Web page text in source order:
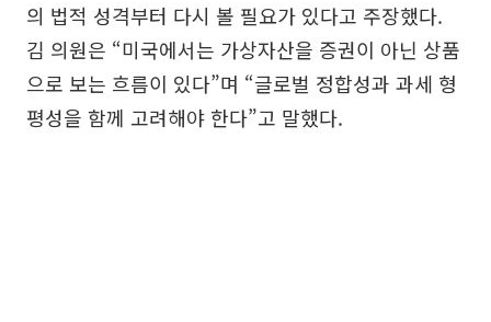
의 법적 성격부터 다시 볼 필요가 있다고 주장했다.
김 의원은 “미국에서는 가상자산을 증권이 아닌 상품
으로 보는 흐름이 있다”며 “글로벌 정합성과 과세 형
평성을 함께 고려해야 한다”고 말했다.